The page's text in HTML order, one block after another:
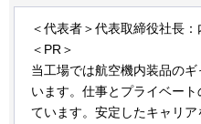
＜代表者＞代表取締役社長：
＜PR＞
当工場では航空機内装品の
います。仕事とプライベー
ています。安定したキャリ